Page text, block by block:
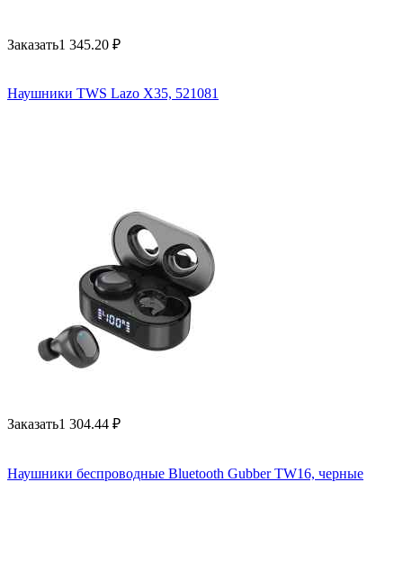
Заказать1 345.20 ₽
Наушники TWS Lazo X35, 521081
Заказать1 304.44 ₽
Наушники беспроводные Bluetooth Gubber TW16, черные